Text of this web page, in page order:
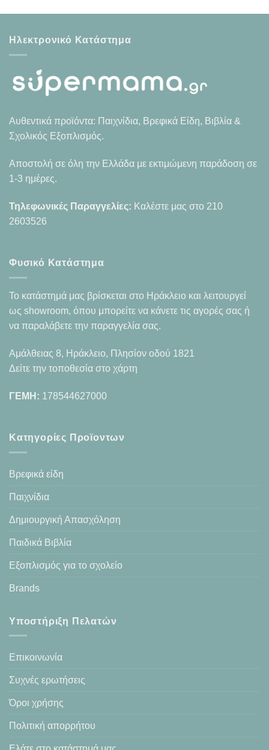
Ηλεκτρονικό Κατάστημα
Αυθεντικά προϊόντα: Παιχνίδια, Βρεφικά Είδη, Βιβλία &
Σχολικός Εξοπλισμός.
Αποστολή σε όλη την Ελλάδα με εκτιμώμενη παράδοση σε
1-3 ημέρες.
Τηλεφωνικές Παραγγελίες: Καλέστε μας στο 210
2603526
Φυσικό Κατάστημα
Το κατάστημά μας βρίσκεται στο Ηράκλειο και λειτουργεί
ως showroom, όπου μπορείτε να κάνετε τις αγορές σας ή
να παραλάβετε την παραγγελία σας.
Αμάλθειας 8, Ηράκλειο, Πλησίον οδού 1821
Δείτε την τοποθεσία στο χάρτη
ΓΕΜΗ: 178544627000
Κατηγορίες Προϊοντων
Βρεφικά είδη
Παιχνίδια
Δημιουργική Απασχόληση
Παιδικά Βιβλία
Εξοπλισμός για το σχολείο
Brands
Υποστήριξη Πελατών
Επικοινωνία
Συχνές ερωτήσεις
Όροι χρήσης
Πολιτική απορρήτου